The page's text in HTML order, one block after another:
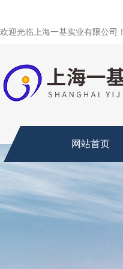
欢迎光临上海一基实业有限公司！
网站首页